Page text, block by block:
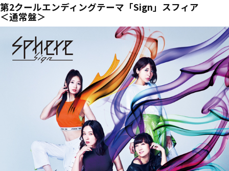
第2クールエンディングテーマ「Sign」スフィア
＜通常盤＞